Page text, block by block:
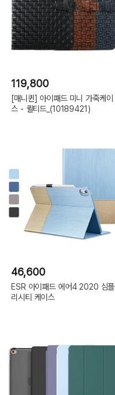
119,800
[매니퀸] 아이패드 미니 가죽케이
스 - 퀼티드_(10189421)
46,600
ESR 아이패드 에어4 2020 심플
리시티 케이스